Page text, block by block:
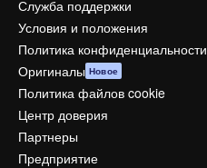
Служба поддержки
Условия и положения
Политика конфиденциальности
Оригиналы Новое
Политика файлов cookie
Центр доверия
Партнеры
Предприятие